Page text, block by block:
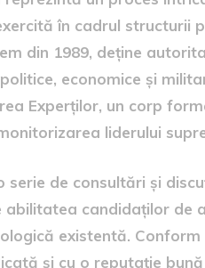
în cadrul structurii
din 1989, deține
economice și
Experților, un corp
liderului
serie de consultări și
abilitatea candidaților de
existentă.
și cu o reputație